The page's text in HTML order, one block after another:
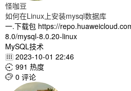
怪咖豆
如何在Linux上安装mysql数据库
一.下载包 https://
8.0/mysql-8.0.20-linux
MySQL技术
 2023-10-01 22:46
 991 热度
 0 评论